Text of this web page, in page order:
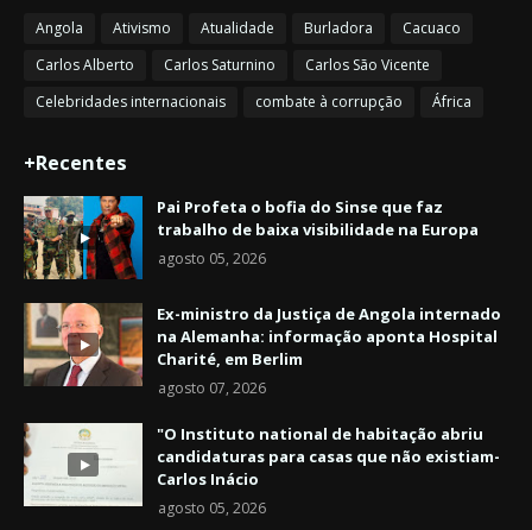
Angola Ativismo Atualidade Burladora
Cacuaco
Carlos Alberto
Carlos Saturnino
Carlos São Vicente
Celebridades internacionais
combate à corrupção África
+Recentes
Pai Profeta o bofia do Sinse que faz
trabalho de baixa visibilidade na Europa
agosto 05, 2026
Ex-ministro da Justiça de Angola internado
na Alemanha: informação aponta Hospital
Charité, em Berlim
agosto 07, 2026
"O Instituto national de habitação abriu
candidaturas para casas que não existiam-
Carlos Inácio
agosto 05, 2026